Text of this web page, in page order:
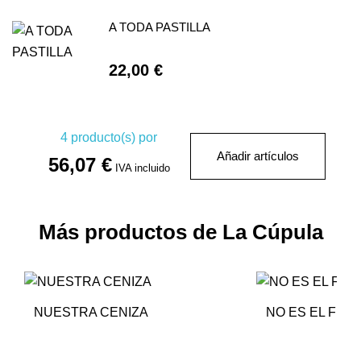
A TODA PASTILLA
22,00 €
4 producto(s) por
56,07 € IVA incluido
Añadir artículos
Más productos de La Cúpula
NUESTRA CENIZA NO ES EL FIN